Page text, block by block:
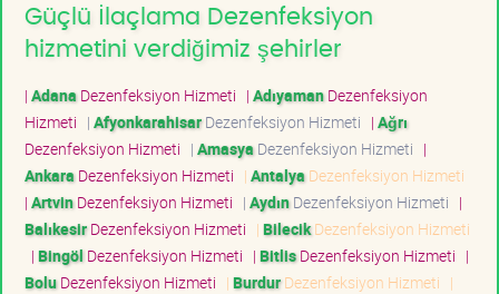
Güçlü İlaçlama Dezenfeksiyon
hizmetini verdiğimiz şehirler
| Adana Dezenfeksiyon Hizmeti | AdıyamanDezenfeksiyon
Hizmeti | AfyonkarahisarDezenfeksiyon Hizmeti | Ağrı
Dezenfeksiyon Hizmeti | Amasya Dezenfeksiyon Hizmeti |
Ankara Dezenfeksiyon Hizmeti | Antalya Dezenfeksiyon Hizmeti
| ArtvinDezenfeksiyon Hizmeti | AydınDezenfeksiyon Hizmeti |
BalıkesirDezenfeksiyon Hizmeti | BilecikDezenfeksiyon Hizmeti
| Bingöl Dezenfeksiyon Hizmeti | BitlisDezenfeksiyon Hizmeti |
BoluDezenfeksiyon Hizmeti | BurdurDezenfeksiyon Hizmeti |